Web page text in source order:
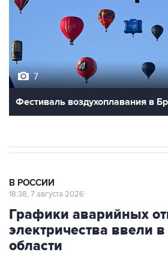
7
Фестиваль воздухоплавания в
В РОССИИ
18:38, 7 августа 2026
Графики аварийных
электричества ввели
области